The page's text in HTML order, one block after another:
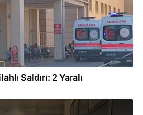
Saldırı: 2 Yaralı